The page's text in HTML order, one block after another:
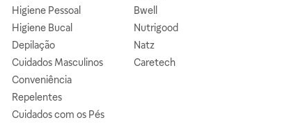
Higiene Pessoal
Higiene Bucal
Depilação
Cuidados Masculinos
Conveniência
Repelentes
Cuidados com os Pés
Bwell
Nutrigood
Natz
Caretech